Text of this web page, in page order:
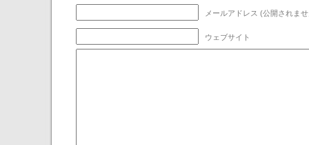
メールアドレス (公開されま
ウェブサイト